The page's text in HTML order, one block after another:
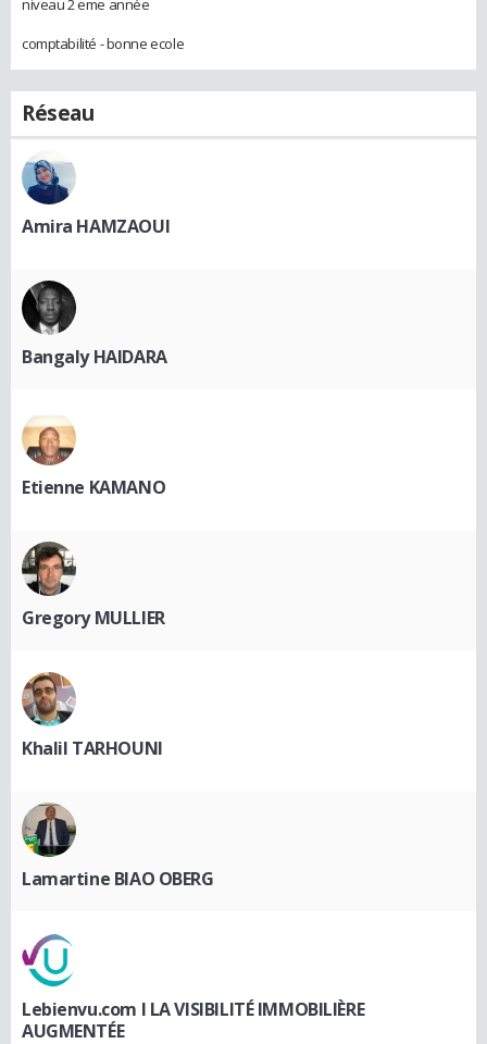
niveau 2 eme année
comptabilité - bonne ecole
Réseau
Amira HAMZAOUI
Bangaly HAIDARA
Etienne KAMANO
Gregory MULLIER
Khalil TARHOUNI
Lamartine BIAO OBERG
Lebienvu.com I LA VISIBILITÉ IMMOBILIÈRE
AUGMENTÉE